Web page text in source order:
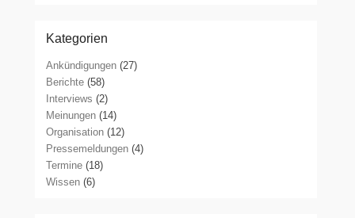
Kategorien
Ankündigungen (27)
Berichte (58)
Interviews (2)
Meinungen (14)
Organisation (12)
Pressemeldungen (4)
Termine (18)
Wissen (6)